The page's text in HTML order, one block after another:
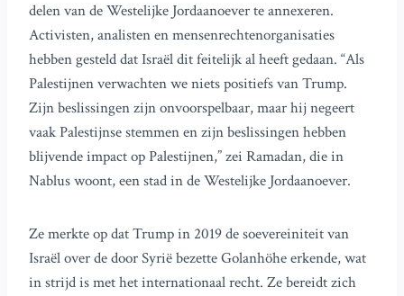
delen van de Westelijke Jordaanoever te annexeren.
Activisten, analisten en mensenrechtenorganisaties
hebben gesteld dat Israël dit feitelijk al heeft gedaan. “Als
Palestijnen verwachten we niets positiefs van Trump.
Zijn beslissingen zijn onvoorspelbaar, maar hij negeert
vaak Palestijnse stemmen en zijn beslissingen hebben
blijvende impact op Palestijnen,” zei Ramadan, die in
Nablus woont, een stad in de Westelijke Jordaanoever.
Ze merkte op dat Trump in 2019 de soevereiniteit van
Israël over de door Syrië bezette Golanhöhe erkende, wat
in strijd is met het internationaal recht. Ze bereidt zich